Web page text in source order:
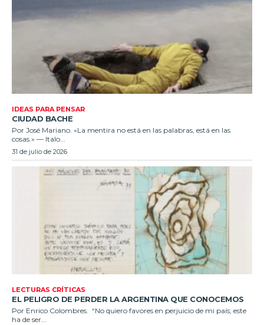
IDEAS PARA PENSAR
CIUDAD BACHE
Por José Mariano. «La mentira no está en las palabras, está en las
cosas.» — Italo...
31 de julio de 2026
LECTURAS CRÍTICAS
EL PELIGRO DE PERDER LA ARGENTINA QUE CONOCEMOS
Por Enrico Colombres. “No quiero favores en perjuicio de mi país; este
ha de ser...